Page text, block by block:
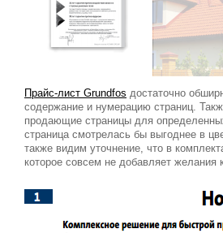
Прайс-лист Grundfos достаточно
содержание и нумерацию страниц.
продающие страницы для
страница смотрелась бы выгоднее в
также видим уточнение, что в
которое совсем не добавляет желания